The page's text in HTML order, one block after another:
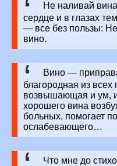
Не наливай
сердце и в глазах
— все без пользы:
вино.
Вино —
благородная из
возвышающая и ум, и
хорошего вина
больных, помогает
ослабевающего…
Что мне до